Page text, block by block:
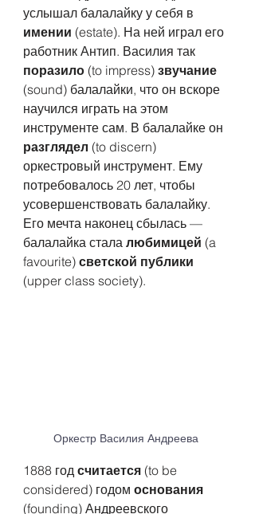
услышал балалайку у себя в
имении (estate). На ней играл его
работник Антип. Василия так
поразило (to impress) звучание
(sound) балалайки, что он вскоре
научился играть на этом
инструменте сам. В балалайке он
разглядел (to discern)
оркестровый инструмент. Ему
потребовалось 20 лет, чтобы
усовершенствовать балалайку.
Его мечта наконец сбылась —
балалайка стала любимицей (a
favourite) светской публики
(upper class society).
Оркестр Василия Андреева
1888 год считается (to be
considered) годом основания
(founding) Андреевского